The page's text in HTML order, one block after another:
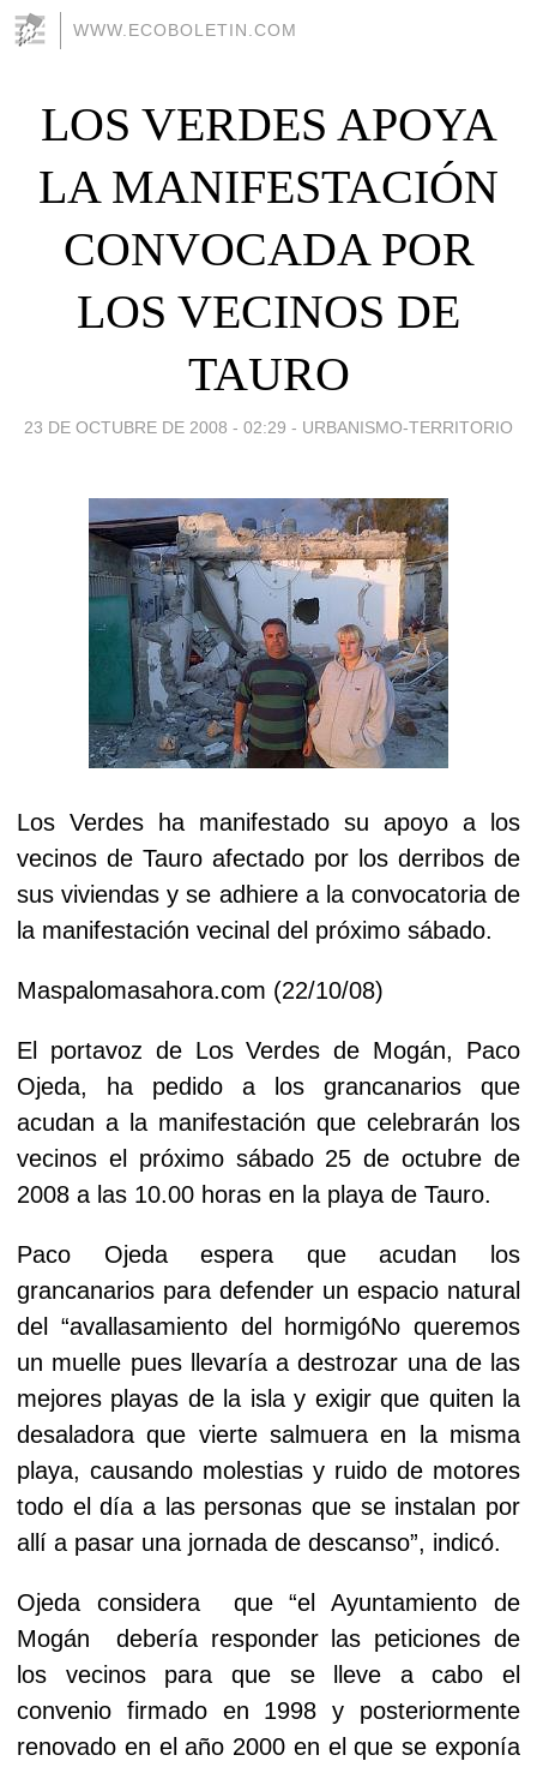
WWW.ECOBOLETIN.COM
LOS VERDES APOYA
LA MANIFESTACIÓN
CONVOCADA POR
LOS VECINOS DE
TAURO
23 DE OCTUBRE DE 2008 - 02:29 - URBANISMO-TERRITORIO
Los Verdes ha manifestado su apoyo a los
vecinos de Tauro afectado por los derribos de
sus viviendas y se adhiere a la convocatoria de
la manifestación vecinal del próximo sábado.
Maspalomasahora.com (22/10/08)
El portavoz de Los Verdes de Mogán, Paco
Ojeda, ha pedido a los grancanarios que
acudan a la manifestación que celebrarán los
vecinos el próximo sábado 25 de octubre de
2008 a las 10.00 horas en la playa de Tauro.
Paco Ojeda espera que acudan los
grancanarios para defender un espacio natural
del “avallasamiento del hormigóNo queremos
un muelle pues llevaría a destrozar una de las
mejores playas de la isla y exigir que quiten la
desaladora que vierte salmuera en la misma
playa, causando molestias y ruido de motores
todo el día a las personas que se instalan por
allí a pasar una jornada de descanso”, indicó.
Ojeda considera que “el Ayuntamiento de
Mogán debería responder las peticiones de
los vecinos para que se lleve a cabo el
convenio firmado en 1998 y posteriormente
renovado en el año 2000 en el que se exponía